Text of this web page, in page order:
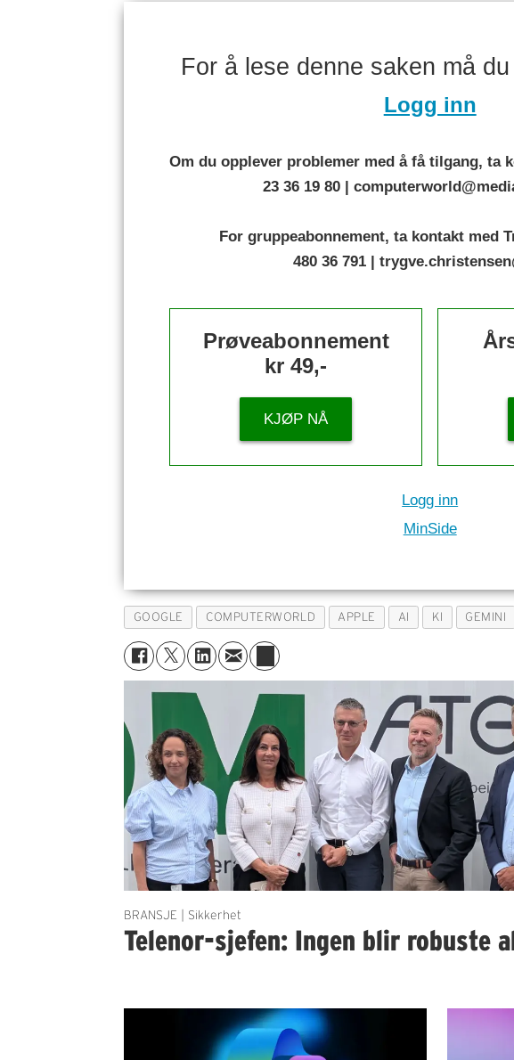
For å lese denne saken må
Logg inn
Om du opplever problemer med å få tilgang, ta
23 36 19 80 |
For gruppeabonnement, ta kontakt med
480 36 791 |
Prøveabonnement
kr 49,-
KJØP NÅ
Logg inn
MinSide
GOOGLE COMPUTERWORLD APPLE AI KI GEMINI
BRANSJE | Sikkerhet
Telenor-sjefen: Ingen blir robuste